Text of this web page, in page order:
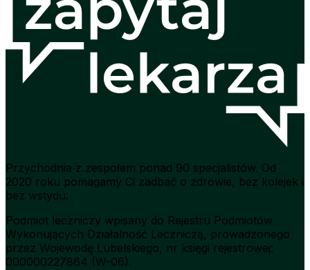
Przychodnia z zespołem ponad 90 specjalistów. Od
2020 roku pomagamy Ci zadbać o zdrowie, bez kolejek i
bez wstydu.
Podmiot leczniczy wpisany do Rejestru Podmiotów
Wykonujących Działalność Leczniczą, prowadzonego
przez Wojewodę Lubelskiego, nr księgi rejestrowej:
000000227864 (W-06).